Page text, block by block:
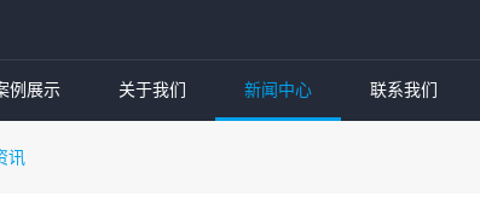
例展示 关于我们 新闻中心 联系我们
讯